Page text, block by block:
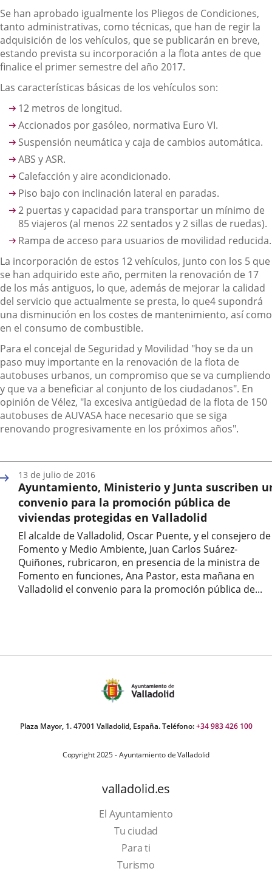
Se han aprobado igualmente los Pliegos de Condiciones,
tanto administrativas, como técnicas, que han de regir la
adquisición de los vehículos, que se publicarán en breve,
estando prevista su incorporación a la flota antes de que
finalice el primer semestre del año 2017.
Las características básicas de los vehículos son:
12 metros de longitud.
Accionados por gasóleo, normativa Euro VI.
Suspensión neumática y caja de cambios automática.
ABS y ASR.
Calefacción y aire acondicionado.
Piso bajo con inclinación lateral en paradas.
2 puertas y capacidad para transportar un mínimo de
85 viajeros (al menos 22 sentados y 2 sillas de ruedas).
Rampa de acceso para usuarios de movilidad reducida.
La incorporación de estos 12 vehículos, junto con los 5 que
se han adquirido este año, permiten la renovación de 17
de los más antiguos, lo que, además de mejorar la calidad
del servicio que actualmente se presta, lo que4 supondrá
una disminución en los costes de mantenimiento, así como
en el consumo de combustible.
Para el concejal de Seguridad y Movilidad "hoy se da un
paso muy importante en la renovación de la flota de
autobuses urbanos, un compromiso que se va cumpliendo
y que va a beneficiar al conjunto de los ciudadanos". En
opinión de Vélez, "la excesiva antigüedad de la flota de 150
autobuses de AUVASA hace necesario que se siga
renovando progresivamente en los próximos años".
Ayuntamiento, Ministerio y Junta suscriben
convenio para la promoción pública de
viviendas protegidas en Valladolid
El alcalde de Valladolid, Oscar Puente, y el consejero de
Fomento y Medio Ambiente, Juan Carlos Suárez-
Quiñones, rubricaron, en presencia de la ministra de
Fomento en funciones, Ana Pastor, esta mañana en
Valladolid el convenio para la promoción pública de...
13 de julio de 2016
Plaza Mayor, 1. 47001 Valladolid, España. Teléfono:+34 983 426 100
Copyright 2025 - Ayuntamiento de Valladolid
valladolid.es
El Ayuntamiento
Tu ciudad
Para ti
TurismoThis